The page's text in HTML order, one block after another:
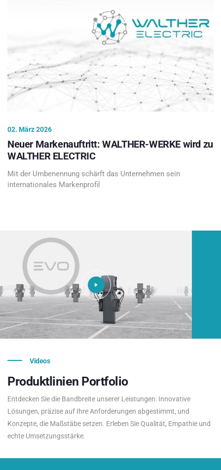
02. März 2026
Neuer Markenauftritt: WALTHER-WERKE wird zu
WALTHER ELECTRIC
Mit der Umbenennung schärft das Unternehmen sein
internationales Markenprofil
Videos
Produktlinien Portfolio
Entdecken Sie die Bandbreite unserer Leistungen: Innovative
Lösungen, präzise auf Ihre Anforderungen abgestimmt, und
Konzepte, die Maßstäbe setzen. Erleben Sie Qualität, Empathie und
echte Umsetzungsstärke.